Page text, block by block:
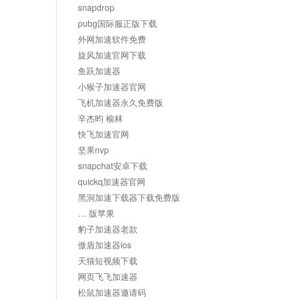
snapdrop
pubg国际服正版下载
外网加速软件免费
旋风加速官网下载
鱼跃加速器
小猴子加速器官网
飞机加速器永久免费版
辛杰昀 榆林
快飞加速官网
坚果nvp
snapchat安卓下载
quickq加速器官网
黑洞加速下载器下载免费版
… 版苹果
豹子加速器老款
傲盾加速器ios
天猫短视频下载
网页飞飞加速器
松鼠加速器邀请码